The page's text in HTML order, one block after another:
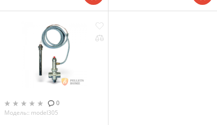
0
Модель:: model305
Замовити
Зворотній дзвінок
Кошик